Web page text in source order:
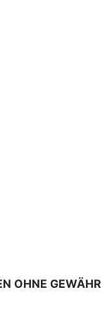
OHNE GEWÄHR